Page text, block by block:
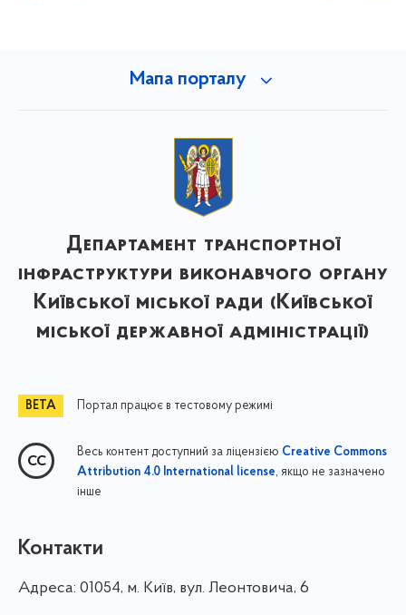
Мапа порталу
Департамент транспортної
інфраструктури виконавчого органу
Київської міської ради (Київської
міської державної адміністрації)
Портал працює в тестовому режимі
Весь контент доступний за ліцензією Creative Commons
Attribution 4.0 International license, якщо не зазначено
інше
Контакти
Адреса: 01054, м. Київ, вул. Леонтовича, 6